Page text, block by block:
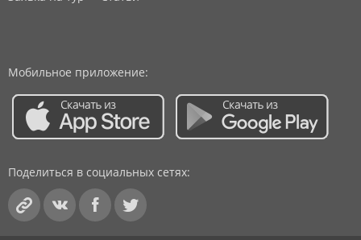
Мобильное приложение:
Поделиться в социальных сетях: